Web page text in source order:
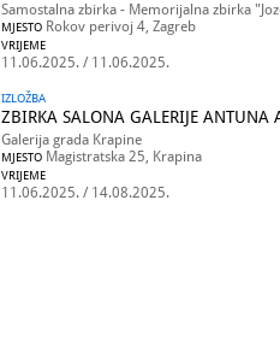
Samostalna zbirka - Memorijalna zbirka
MJESTO Rokov perivoj 4, Zagreb
VRIJEME
11.06.2025. / 11.06.2025.
IZLOŽBA
ZBIRKA SALONA GALERIJE ANTUNA
Galerija grada Krapine
MJESTO Magistratska 25, Krapina
VRIJEME
11.06.2025. / 14.08.2025.